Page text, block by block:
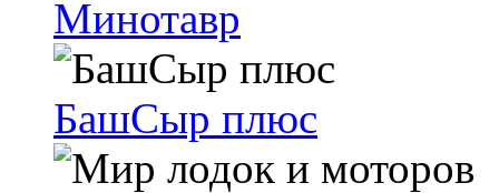
Минотавр
БашСыр плюс